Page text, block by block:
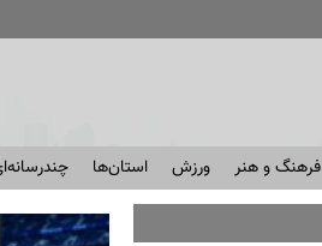
فرهنگ و هنر ورزش استان‌ها